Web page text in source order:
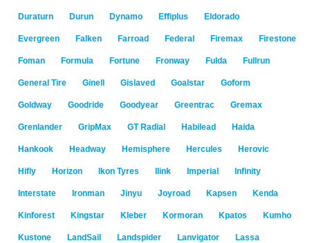
Duraturn Durun Dynamo Effiplus Eldorado
Evergreen Falken Farroad Federal Firemax Firestone
Foman Formula Fortune Fronway Fulda Fullrun
General Tire Ginell Gislaved Goalstar Goform
Goldway Goodride Goodyear Greentrac Gremax
Grenlander GripMax GT Radial Habilead Haida
Hankook Headway Hemisphere Hercules Herovic
Hifly Horizon Ikon Tyres Ilink Imperial Infinity
Interstate Ironman Jinyu Joyroad Kapsen Kenda
Kinforest Kingstar Kleber Kormoran Kpatos Kumho
Kustone LandSail Landspider Lanvigator Lassa